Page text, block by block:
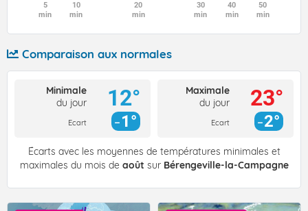
5
min
10
min
20
min
30
min
40
min
50
min
Comparaison aux normales
Minimale
du jour
Ecart
12°
1°
Maximale
du jour
Ecart
23°
2°
Écarts avec les moyennes de températures minimales et
maximales du mois de août sur Bérengeville-la-Campagne